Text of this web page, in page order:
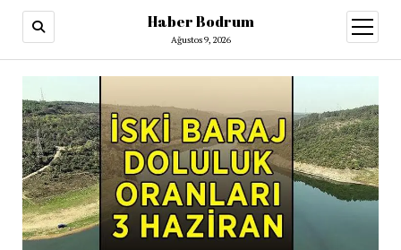
Haber Bodrum
Ağustos 9, 2026
aç